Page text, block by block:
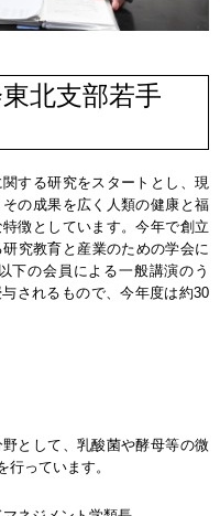
北支部若手
する研究をスタートとし、現
の成果を広く人類の健康と福
徴としています。今年で創立
究教育と産業のための学会に
下の会員による一般講演のう
されるもので、今年度は約30
として、乳酸菌や酵母等の微
っています。